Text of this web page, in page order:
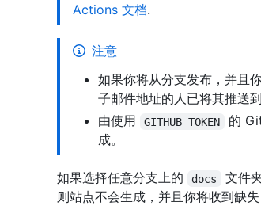
Actions 文档.
注意
如果你将从分支发布，并且
子邮件地址的人已将其推送到
由使用
GITHUB_TOKEN
的
成。
如果选择任意分支上的 docs 文件
则站点不会生成，并且你将收到缺失